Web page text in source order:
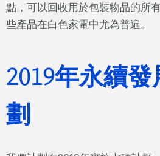
點，可以回收用於包裝物品的所
些產品在白色家電中尤為普遍。
2019年永續
劃